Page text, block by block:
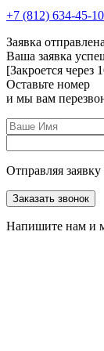
+7 (812) 634-45-10
Заявка отправлена
Ваша заявка
[Закроется через
Оставьте номер
и мы вам
Отправляя
Напишите нам и